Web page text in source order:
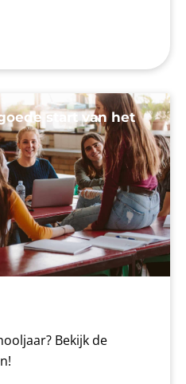
start van het
Bekijk de